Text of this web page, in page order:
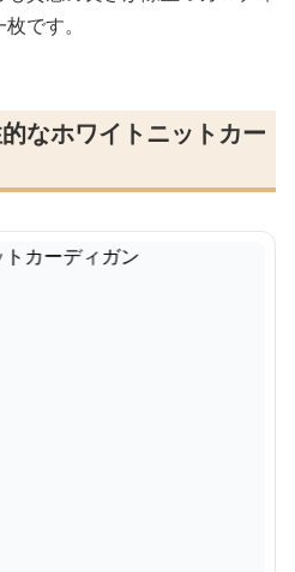
です。
なホワイトニットカー